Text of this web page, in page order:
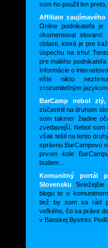
som ho použil len preto,
Affiliate
Online podnikateľa
okomentoval
oblasti, ktorá je pre
úspechu na trhu!
pre malého
Informácie o
ešte nikto
zrozumiteľným
BarCamp nebol
zúčastnil na druhom
som takmer žiadne
zvedavejší. Nebol
však tešil na tento
správnu BarCampovú
prvom kole
budem...
Komunitný portál
Slovensku
blogu to o
tiež by som sa rád
veľkého, čo sa práve
v Banskej Bystrici.